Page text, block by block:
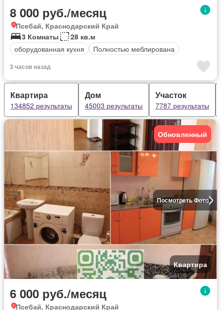
8 000 руб./месяц
Псебай, Краснодарский Край
3 Комнаты
28 кв.м
оборудованная кухня
Полностью меблирована
3 часов назад
Квартира
134852 результаты
Дом
45003 результаты
Участок
7787 результаты
Посмотреть Фото
Обновленный
Квартира
6 000 руб./месяц
Псебай, Краснодарский Край